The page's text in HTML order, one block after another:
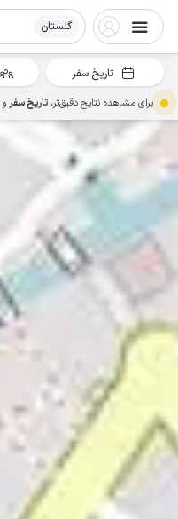
گلستان
تاریخ سفر
برای مشاهده نتایج دقیق‌تر، تاریخ سفرو